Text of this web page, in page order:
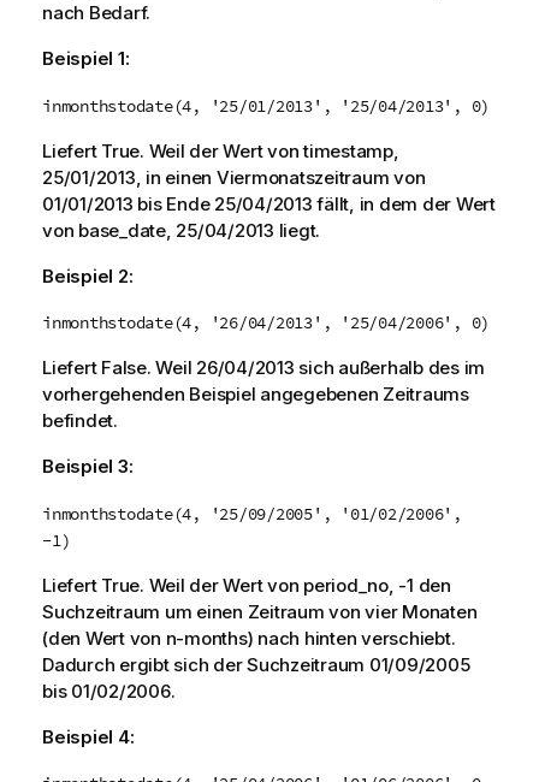
nach Bedarf.
Beispiel 1:
inmonthstodate(4, '25/01/2013', '25/04/2013', 0)
Liefert True. Weil der Wert vontimestamp,
25/01/2013, in einen Viermonatszeitraum von
01/01/2013 bis Ende 25/04/2013 fällt, in dem der Wert
von base_date, 25/04/2013 liegt.
Beispiel 2:
inmonthstodate(4, '26/04/2013', '25/04/2006', 0)
Liefert False. Weil 26/04/2013 sich außerhalb des im
vorhergehenden Beispiel angegebenen Zeitraums
befindet.
Beispiel 3:
inmonthstodate(4, '25/09/2005', '01/02/2006',
-1)
Liefert True. Weil der Wert von period_no, -1 den
Suchzeitraum um einen Zeitraum von vier Monaten
(den Wert von n-months) nach hinten verschiebt.
Dadurch ergibt sich der Suchzeitraum 01/09/2005
bis 01/02/2006.
Beispiel 4: